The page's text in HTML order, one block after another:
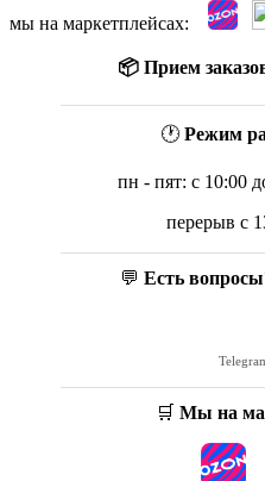
мы на маркетплейсах:
📦 Прием
🕐 Режим
пн - пят: с 10:00
перерыв с
💬 Есть
🛒 Мы на